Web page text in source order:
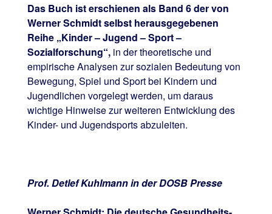
Das Buch ist erschienen als Band 6 der von
Werner Schmidt selbst herausgegebenen
Reihe „Kinder – Jugend – Sport –
Sozialforschung“,in der theoretische und
empirische Analysen zur sozialen Bedeutung von
Bewegung, Spiel und Sport bei Kindern und
Jugendlichen vorgelegt werden, um daraus
wichtige Hinweise zur weiteren Entwicklung des
Kinder- und Jugendsports abzuleiten.
Prof. Detlef Kuhlmann in der DOSB Presse